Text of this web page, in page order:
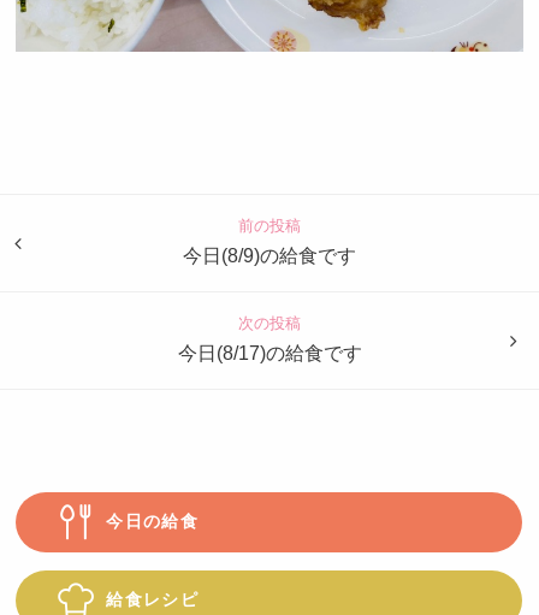
も
前の投稿
今日(8/9)の給食です
次の投稿
今日(8/17)の給食です
今日の給食
給食レシピ